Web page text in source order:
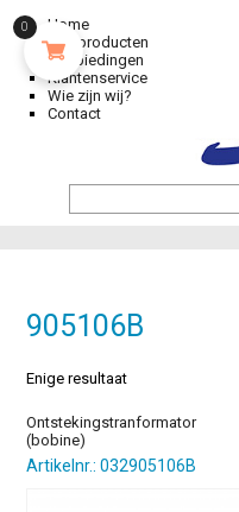
Home
Alle producten
Aanbiedingen
Klantenservice
Wie zijn wij?
Contact
905106B
Enige resultaat
Ontstekingstranformator
(bobine)
Artikelnr.: 032905106B
0